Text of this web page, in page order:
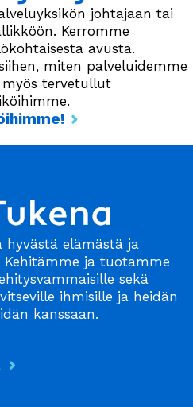
johtajaan tai
Kerromme
avusta.
miten palveluidemme
tervetullut
hyvästä elämästä ja
ja tuotamme
sekä
ihmisille ja heidän
kanssaan.